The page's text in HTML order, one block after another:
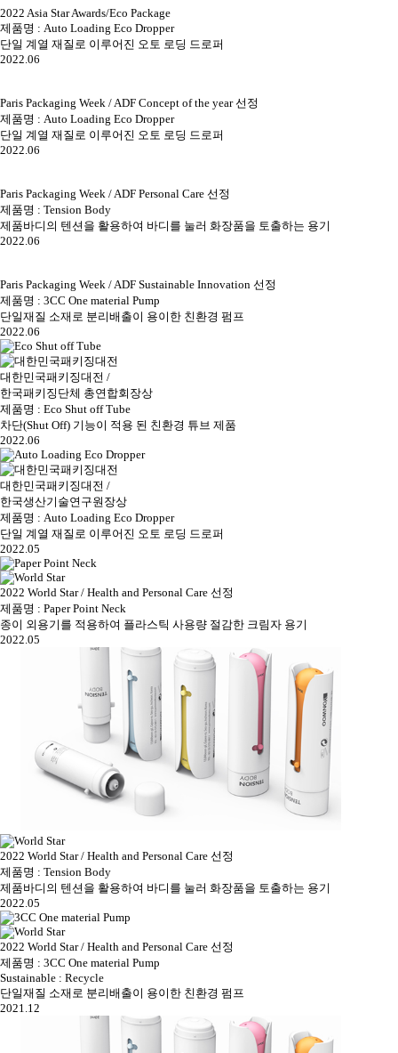
2022 Asia Star Awards/Eco Package
제품명 : Auto Loading Eco Dropper
단일 계열 재질로 이루어진 오토 로딩 드로퍼
2022.06
Paris Packaging Week / ADF Concept of the year 선정
제품명 : Auto Loading Eco Dropper
단일 계열 재질로 이루어진 오토 로딩 드로퍼
2022.06
Paris Packaging Week / ADF Personal Care 선정
제품명 : Tension Body
제품바디의 텐션을 활용하여 바디를 눌러 화장품을 토출하는 용기
2022.06
Paris Packaging Week / ADF Sustainable Innovation 선정
제품명 : 3CC One material Pump
단일재질 소재로 분리배출이 용이한 친환경 펌프
2022.06
대한민국패키징대전 /
한국패키징단체 총연합회장상
제품명 : Eco Shut off Tube
차단(Shut Off) 기능이 적용 된 친환경 튜브 제품
2022.06
대한민국패키징대전 /
한국생산기술연구원장상
제품명 : Auto Loading Eco Dropper
단일 계열 재질로 이루어진 오토 로딩 드로퍼
2022.05
2022 World Star / Health and Personal Care 선정
제품명 : Paper Point Neck
종이 외용기를 적용하여 플라스틱 사용량 절감한 크림자 용기
2022.05
2022 World Star / Health and Personal Care 선정
제품명 : Tension Body
제품바디의 텐션을 활용하여 바디를 눌러 화장품을 토출하는 용기
2022.05
2022 World Star / Health and Personal Care 선정
제품명 : 3CC One material Pump
Sustainable : Recycle
단일재질 소재로 분리배출이 용이한 친환경 펌프
2021.12